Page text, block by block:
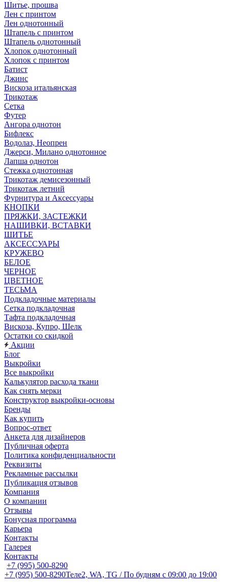
Шитье, прошва
Лен с принтом
Лен однотонный
Штапель с принтом
Штапель однотонный
Хлопок однотонный
Хлопок с принтом
Батист
Джинс
Вискоза итальянская
Трикотаж
Сетка
Футер
Ангора однотон
Бифлекс
Водолаз, Неопрен
Джерси, Милано однотонное
Лапша однотон
Стежка однотонная
Трикотаж демисезонный
Трикотаж летний
Фурнитура и Аксессуары
КНОПКИ
ПРЯЖКИ, ЗАСТЕЖКИ
НАШИВКИ, ВСТАВКИ
ШИТЬЕ
АКСЕССУАРЫ
КРУЖЕВО
БЕЛОЕ
ЧЕРНОЕ
ЦВЕТНОЕ
ТЕСЬМА
Подкладочные материалы
Сетка подкладочная
Тафта подкладочная
Вискоза, Купро, Шелк
Остатки со скидкой
Акции
Блог
Выкройки
Все выкройки
Калькулятор расхода ткани
Как снять мерки
Конструктор выкройки-основы
Бренды
Как купить
Вопрос-ответ
Анкета для дизайнеров
Публичная оферта
Политика конфиденциальности
Реквизиты
Рекламные рассылки
Публикация отзывов
Компания
О компании
Отзывы
Бонусная программа
Карьера
Контакты
Галерея
Контакты
+7 (995) 500-8290
+7 (995) 500-8290Теле2, WA, TG / По будням c 09:00 до 19:00